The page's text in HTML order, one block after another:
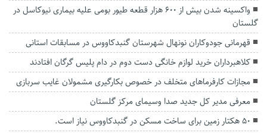
واکسینه شدن بیش از ۶۰۰ هزار قطعه طیور بومی علیه بیماری نیوکاسل در
گلستان
قهرمانی جودوکاران نونهال شهرستان گنبدکاووس در مسابقات استانی
کلاهبرداران خرید لوازم خانگی دست دوم در دام پلیس گرگان افتادند
مجازات کارفرما‌های متخلف در خصوص بکارگیری مشمولان غایب سربازی
معرفی مدیر کل جدید صدا وسیمای مرکز گلستان
۵۰ هکتار زمین برای ساخت مسکن در گنبدکاووس نیاز است.